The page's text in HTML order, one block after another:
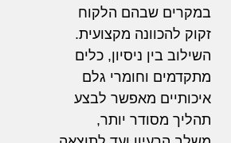
במקרים שבהם הלקוח
זקוק להכוונה מקצועית.
השילוב בין ניסיון, כלים
מתקדמים וחומרי גלם
איכותיים מאפשר לבצע
תהליך מסודר יותר,